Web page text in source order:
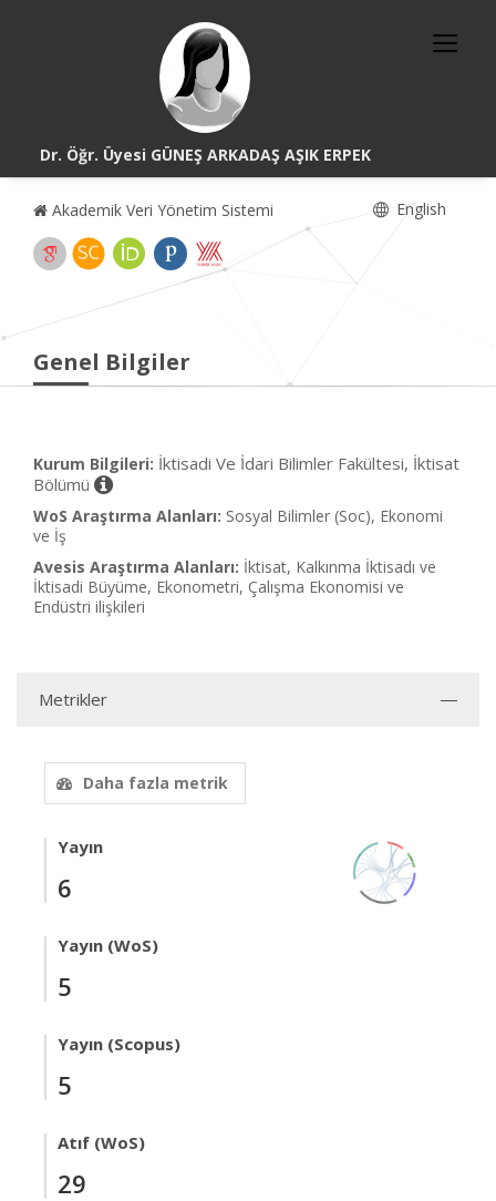
Dr. Öğr. Üyesi GÜNEŞ ARKADAŞ AŞIK ERPEK
Akademik Veri Yönetim Sistemi English
Genel Bilgiler
Kurum Bilgileri: İktisadi Ve İdari Bilimler Fakültesi, İktisat
Bölümü
WoS Araştırma Alanları: Sosyal Bilimler (Soc), Ekonomi
ve İş
Avesis Araştırma Alanları: İktisat, Kalkınma İktisadı ve
İktisadi Büyüme, Ekonometri, Çalışma Ekonomisi ve
Endüstri ilişkileri
Metrikler
Daha fazla metrik
Yayın
6
Yayın (WoS)
5
Yayın (Scopus)
5
Atıf (WoS)
29